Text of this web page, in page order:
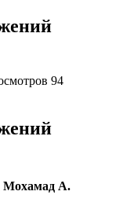
94
Мохамад А.